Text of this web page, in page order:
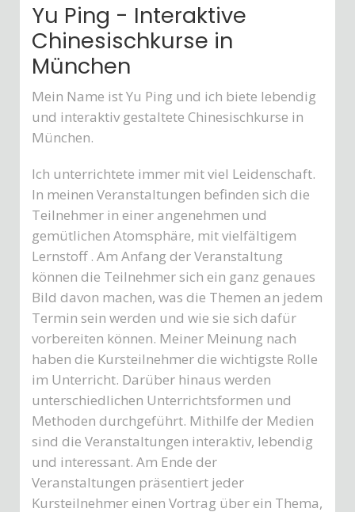
Yu Ping - Interaktive
Chinesischkurse in
München
Mein Name ist Yu Ping und ich biete lebendig
und interaktiv gestaltete Chinesischkurse in
München.
Ich unterrichtete immer mit viel Leidenschaft.
In meinen Veranstaltungen befinden sich die
Teilnehmer in einer angenehmen und
gemütlichen Atomsphäre, mit vielfältigem
Lernstoff . Am Anfang der Veranstaltung
können die Teilnehmer sich ein ganz genaues
Bild davon machen, was die Themen an jedem
Termin sein werden und wie sie sich dafür
vorbereiten können. Meiner Meinung nach
haben die Kursteilnehmer die wichtigste Rolle
im Unterricht. Darüber hinaus werden
unterschiedlichen Unterrichtsformen und
Methoden durchgeführt. Mithilfe der Medien
sind die Veranstaltungen interaktiv, lebendig
und interessant. Am Ende der
Veranstaltungen präsentiert jeder
Kursteilnehmer einen Vortrag über ein Thema,